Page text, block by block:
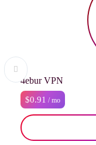
4ebur VPN
$0.91 / mo